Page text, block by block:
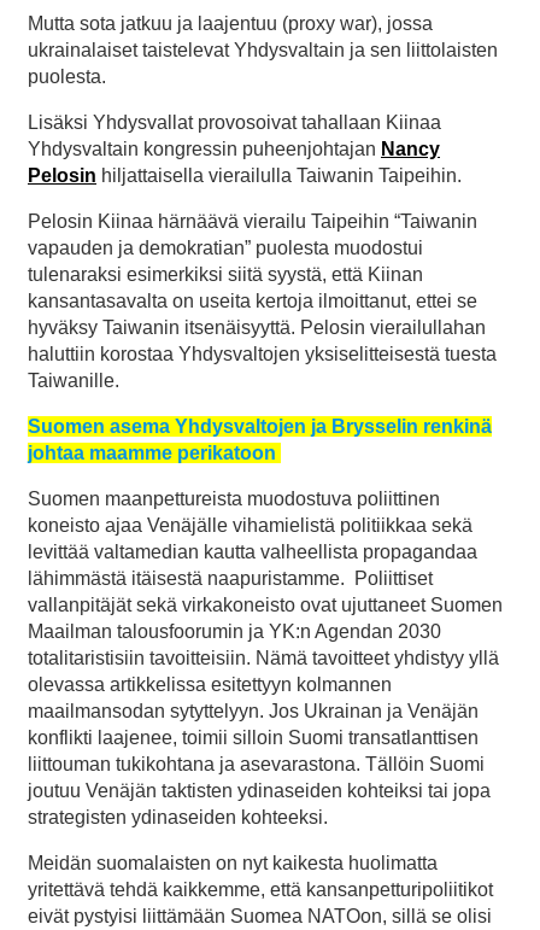
Mutta sota jatkuu ja laajentuu (proxy war), jossa
ukrainalaiset taistelevat Yhdysvaltain ja sen liittolaisten
puolesta.
Lisäksi Yhdysvallat provosoivat tahallaan Kiinaa
Yhdysvaltain kongressin puheenjohtajan Nancy
Pelosin hiljattaisella vierailulla Taiwanin Taipeihin.
Pelosin Kiinaa härnäävä vierailu Taipeihin “Taiwanin
vapauden ja demokratian” puolesta muodostui
tulenaraksi esimerkiksi siitä syystä, että Kiinan
kansantasavalta on useita kertoja ilmoittanut, ettei se
hyväksy Taiwanin itsenäisyyttä. Pelosin vierailullahan
haluttiin korostaa Yhdysvaltojen yksiselitteisestä tuesta
Taiwanille.
Suomen asema Yhdysvaltojen ja Brysselin renkinä
johtaa maamme perikatoon
Suomen maanpettureista muodostuva poliittinen
koneisto ajaa Venäjälle vihamielistä politiikkaa sekä
levittää valtamedian kautta valheellista propagandaa
lähimmästä itäisestä naapuristamme. Poliittiset
vallanpitäjät sekä virkakoneisto ovat ujuttaneet Suomen
Maailman talousfoorumin ja YK:n Agendan 2030
totalitaristisiin tavoitteisiin. Nämä tavoitteet yhdistyy yllä
olevassa artikkelissa esitettyyn kolmannen
maailmansodan sytyttelyyn. Jos Ukrainan ja Venäjän
konflikti laajenee, toimii silloin Suomi transatlanttisen
liittouman tukikohtana ja asevarastona. Tällöin Suomi
joutuu Venäjän taktisten ydinaseiden kohteiksi tai jopa
strategisten ydinaseiden kohteeksi.
Meidän suomalaisten on nyt kaikesta huolimatta
yritettävä tehdä kaikkemme, että kansanpetturipoliitikot
eivät pystyisi liittämään Suomea NATOon, sillä se olisi